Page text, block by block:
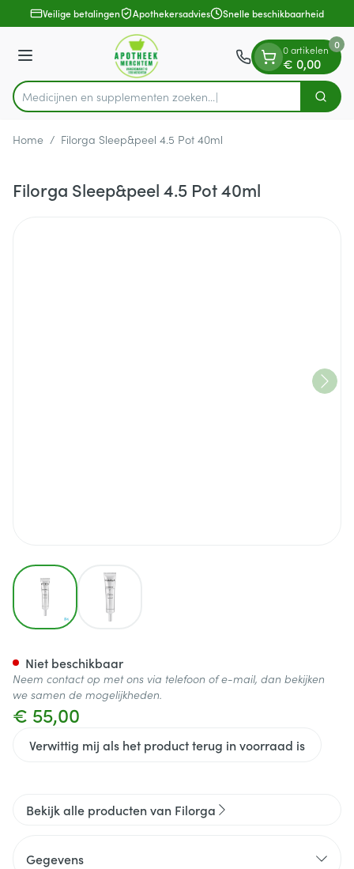
Ga naar de inhoud
1 van 1Veilige betalingen Apothekersadvies Snelle beschikbaarheid
Menu
Product, merk, categorie...
Medicijnen en supplementen zoeken... Zoek
0 artikelen
€ 0,00
0
Home / Filorga Sleep&peel 4.5 Pot 40ml
Filorga Sleep&peel 4.5 Pot 40ml
View larger imageView larger image
€ 55,00
Verwittig mij als het product terug in voorraad is
Niet beschikbaar
Neem contact op met ons via telefoon of e-mail, dan bekijken
we samen de mogelijkheden.
Bekijk alle producten van Filorga
Gegevens